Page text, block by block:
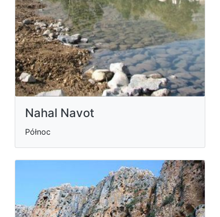
Nahal Navot
Północ